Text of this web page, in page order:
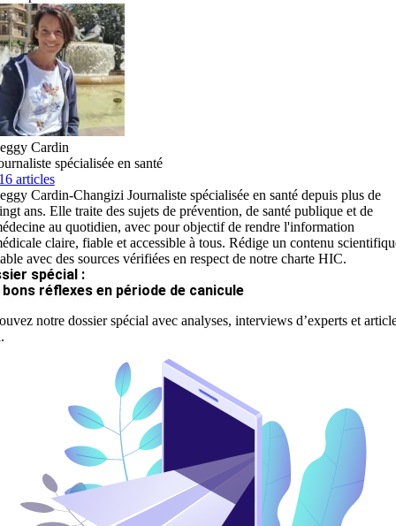
Cardin
spécialisée en santé
articles
Cardin-Changizi Journaliste spécialisée en santé depuis plus de
ans. Elle traite des sujets de prévention, de santé publique et de
au quotidien, avec pour objectif de rendre l'information
claire, fiable et accessible à tous. Rédige un contenu
avec des sources vérifiées en respect de notre charte HIC.
spécial :
bons réflexes en période de canicule
notre dossier spécial avec analyses, interviews d’experts et